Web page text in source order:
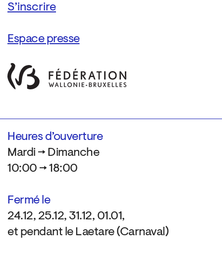
Espace presse
Heures d’ouverture
Mardi → Dimanche
10:00 → 18:00
Fermé le
24.12, 25.12, 31.12, 01.01,
et pendant le Laetare (Carnaval)